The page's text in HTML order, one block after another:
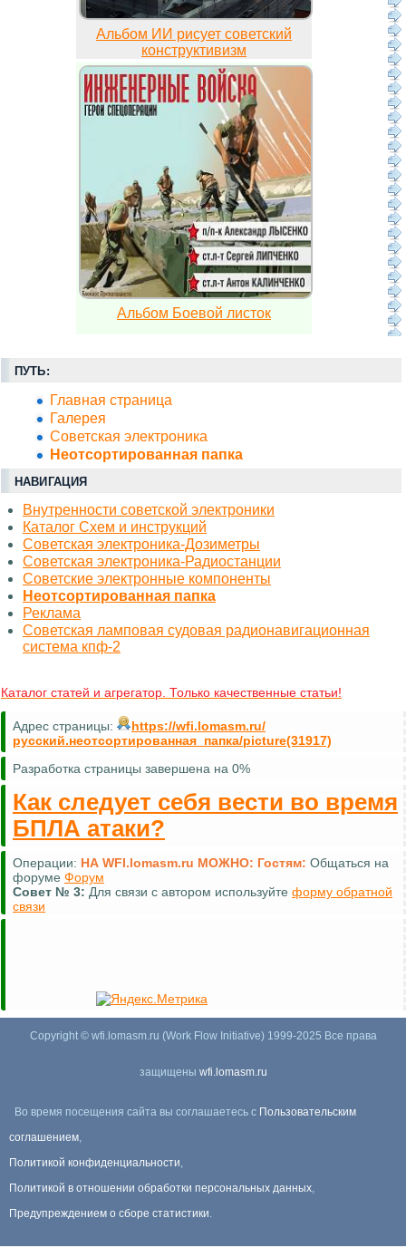
Альбом ИИ рисует советский
конструктивизм
Альбом Боевой листок
ПУТЬ:
Главная страница
Галерея
Советская электроника
Неотсортированная папка
НАВИГАЦИЯ
Внутренности советской электроники
Каталог Схем и инструкций
Советская электроника-Дозиметры
Советская электроника-Радиостанции
Советские электронные компоненты
Неотсортированная папка
Реклама
Советская ламповая судовая радионавигационная
система кпф-2
Каталог статей и агрегатор. Только качественные статьи!
Адрес страницы:
https://wfi.lomasm.ru/
русский.неотсортированная_папка/picture(31917)
Разработка страницы завершена на 0%
Как следует себя вести во время
БПЛА атаки?
Операции: НА WFI.lomasm.ru МОЖНО: Гостям: Общаться на
форуме Форум
Совет № 3: Для связи с автором используйте форму обратной
связи
Copyright © wfi.lomasm.ru (Work Flow Initiative) 1999-2025 Все права
защищены wfi.lomasm.ru
Во время посещения сайта вы соглашаетесь с Пользовательским
соглашением,
Политикой конфиденциальности,
Политикой в отношении обработки персональных данных,
Предупреждением о сборе статистики.